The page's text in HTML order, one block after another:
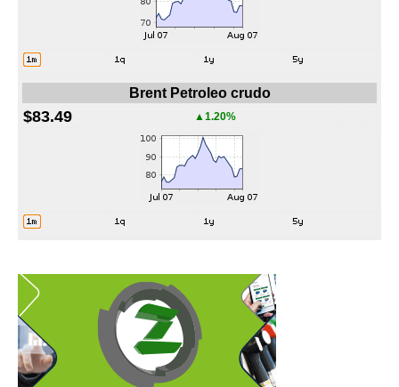
Brent Petroleo crudo
$83.49 ▲1.20%